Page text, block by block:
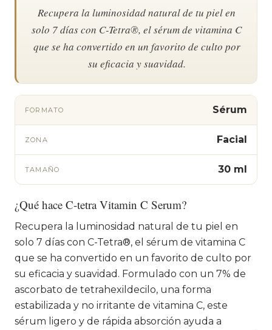
Recupera la luminosidad natural de tu piel en
solo 7 días con C-Tetra®, el sérum de vitamina C
que se ha convertido en un favorito de culto por
su eficacia y suavidad.
FORMATO Sérum
ZONA Facial
TAMAÑO 30 ml
¿Qué hace C-tetra Vitamin C Serum?
Recupera la luminosidad natural de tu piel en
solo 7 días con C-Tetra®, el sérum de vitamina C
que se ha convertido en un favorito de culto por
su eficacia y suavidad. Formulado con un 7% de
ascorbato de tetrahexildecilo, una forma
estabilizada y no irritante de vitamina C, este
sérum ligero y de rápida absorción ayuda a